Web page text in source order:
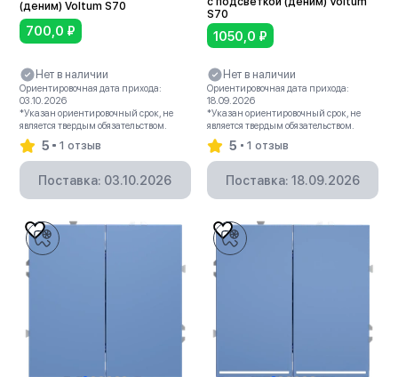
(деним) Voltum S70
700,0 ₽
Нет в наличии
Ориентировочная дата прихода:
03.10.2026
*Указан ориентировочный срок, не
является твердым обязательством.
5 1 отзыв
Поставка: 03.10.2026
S70
1050,0 ₽
Нет в наличии
Ориентировочная дата прихода:
18.09.2026
*Указан ориентировочный срок, не
является твердым обязательством.
5 1 отзыв
Поставка: 18.09.2026